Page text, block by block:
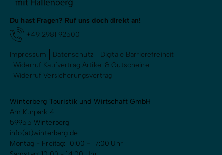
Du hast Fragen? Ruf uns doch direkt an!
+49 2981 92500
Impressum Datenschutz
Digitale Barrierefreiheit
Widerruf Kaufvertrag Artikel & Gutscheine
Widerruf Versicherungsvertrag
Winterberg Touristik und Wirtschaft GmbH
Am Kurpark 4
59955 Winterberg
info(at)winterberg.de
Montag - Freitag: 10:00 - 17:00 Uhr